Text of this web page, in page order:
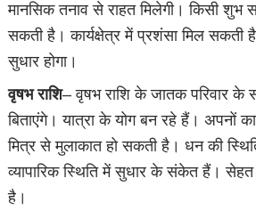
मानसिक तनाव से राहत मिलेगी। किसी शुभ
सकती है। कार्यक्षेत्र में प्रशंसा मिल सकती
सुधार होगा।
वृषभ राशि– वृषभ राशि के जातक परिवार के
बिताएंगे। यात्रा के योग बन रहे हैं। अपनों
मित्र से मुलाकात हो सकती है। धन की
व्यापारिक स्थिति में सुधार के संकेत हैं।
है।